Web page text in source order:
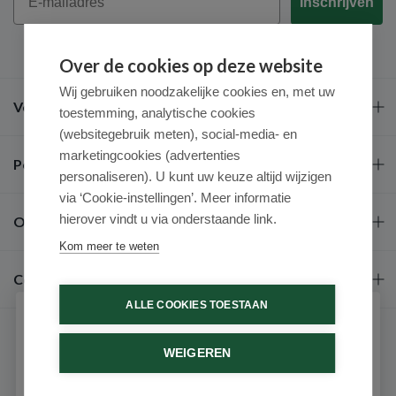
Veel gestelde vragen
Populaire merken
Over ons
Contact
Over de cookies op deze website
Wij gebruiken noodzakelijke cookies en, met uw
toestemming, analytische cookies
(websitegebruik meten), social-media- en
marketingcookies (advertenties
personaliseren). U kunt uw keuze altijd wijzigen
via ‘Cookie-instellingen’. Meer informatie
hierover vindt u via onderstaande link.
Kom meer te weten
ALLE COOKIES TOESTAAN
WEIGEREN
Schrijf je in voor onze nieuwsbrief
Ontvang als eerste de beste aanbiedingen en persoonlijk
advies